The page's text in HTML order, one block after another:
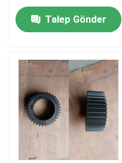
Ev
Ürünler
videolar
Hakkımızda
Güneş Düğmesi
Çubuğu855855N856、
856H LW500F、
LG956 LG855B、
LG855N
Talep Gönder